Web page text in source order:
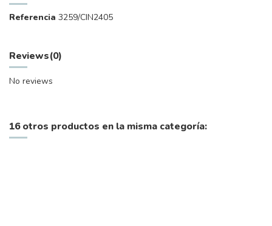
Referencia 3259/CIN2405
Reviews(0)
No reviews
16 otros productos en la misma categoría: